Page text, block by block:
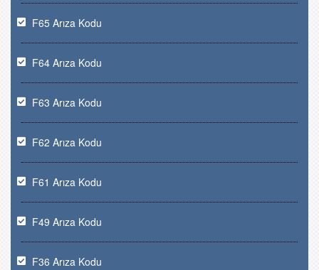
F65 Arıza Kodu
F64 Arıza Kodu
F63 Arıza Kodu
F62 Arıza Kodu
F61 Arıza Kodu
F49 Arıza Kodu
F36 Arıza Kodu